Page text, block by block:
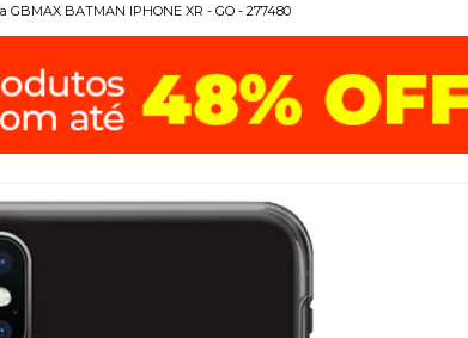
GBMAX BATMAN IPHONE XR - GO - 277480